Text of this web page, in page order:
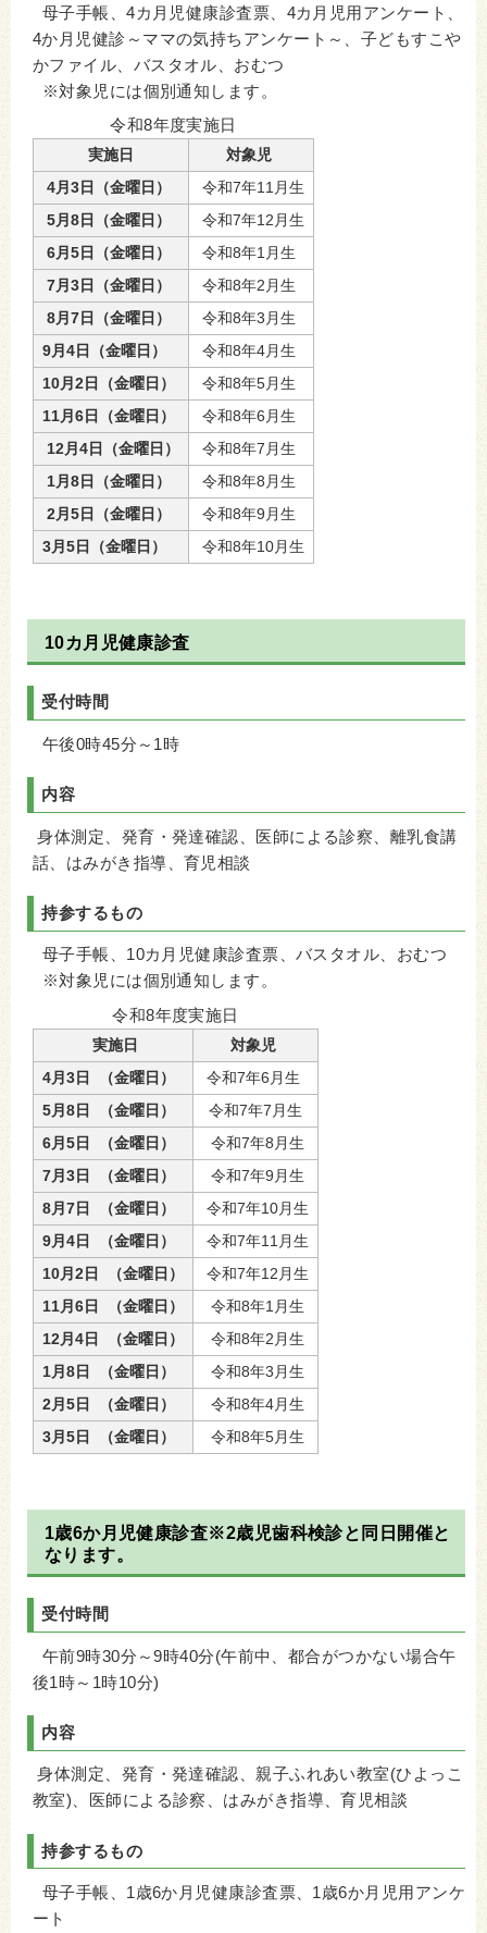
母子手帳、4カ月児健康診査票、4カ月児用アンケート、
4か月児健診～ママの気持ちアンケート～、子どもすこや
かファイル、バスタオル、おむつ
※対象児には個別通知します。
令和8年度実施日
実施日
対象児
4月3日（金曜日）
令和7年11月生
5月8日（金曜日）
令和7年12月生
6月5日（金曜日）
令和8年1月生
7月3日（金曜日）
令和8年2月生
8月7日（金曜日）
令和8年3月生
9月4日（金曜日）
令和8年4月生
10月2日（金曜日）
令和8年5月生
11月6日（金曜日）
令和8年6月生
12月4日（金曜日）
令和8年7月生
1月8日（金曜日）
令和8年8月生
2月5日（金曜日）
令和8年9月生
3月5日（金曜日）
令和8年10月生
10カ月児健康診査
受付時間
午後0時45分～1時
内容
身体測定、発育・発達確認、医師による診察、離乳食講
話、はみがき指導、育児相談
持参するもの
母子手帳、10カ月児健康診査票、バスタオル、おむつ
※対象児には個別通知します。
令和8年度実施日
実施日
対象児
4月3日 （金曜日）
令和7年6月生
5月8日 （金曜日）
令和7年7月生
6月5日 （金曜日）
令和7年8月生
7月3日 （金曜日）
令和7年9月生
8月7日 （金曜日）
令和7年10月生
9月4日 （金曜日）
令和7年11月生
10月2日 （金曜日）
令和7年12月生
11月6日 （金曜日）
令和8年1月生
12月4日 （金曜日）
令和8年2月生
1月8日 （金曜日）
令和8年3月生
2月5日 （金曜日）
令和8年4月生
3月5日 （金曜日）
令和8年5月生
1歳6か月児健康診査※2歳児歯科検診と同日開催と
なります。
受付時間
午前9時30分～9時40分(午前中、都合がつかない場合午
後1時～1時10分)
内容
身体測定、発育・発達確認、親子ふれあい教室(ひよっこ
教室)、医師による診察、はみがき指導、育児相談
持参するもの
母子手帳、1歳6か月児健康診査票、1歳6か月児用アンケ
ート